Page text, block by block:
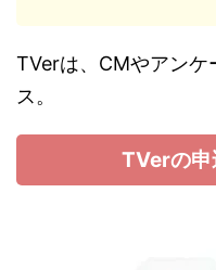
TVerは、CMやアンケ
ス。
TVerの申